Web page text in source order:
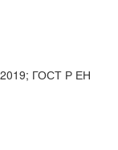
ГОСТ Р ЕН